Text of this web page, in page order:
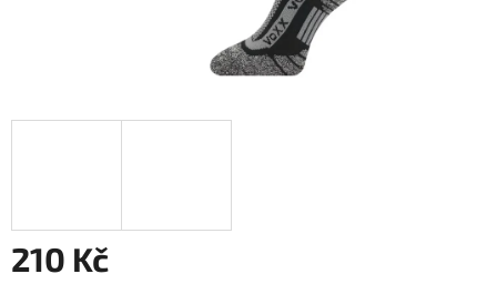
210 Kč